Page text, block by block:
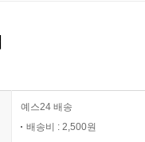
예스24 배송
배송비 : 2,500원